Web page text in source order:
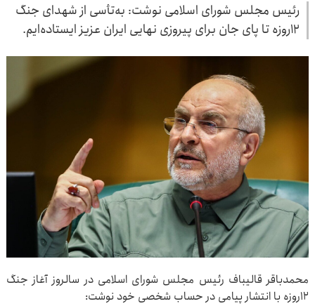
رئیس مجلس شورای اسلامی نوشت: ‏به‌تأسی از شهدای جنگ
12روزه تا پای جان برای پیروزی نهایی ایران عزیز ایستاده‌ایم.
محمدباقر قالیباف رئیس مجلس شورای اسلامی در سالروز آغاز جنگ
۱۲روزه با انتشار پیامی در حساب شخصی خود نوشت: